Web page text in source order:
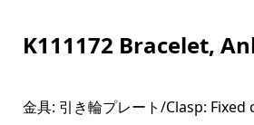
K111172 Bracelet,
金具: 引き輪プレート/Clasp: Fixed